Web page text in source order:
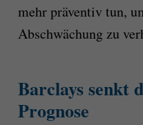
mehr präventiv tun,
Abschwächung zu
Barclays senkt
Prognose